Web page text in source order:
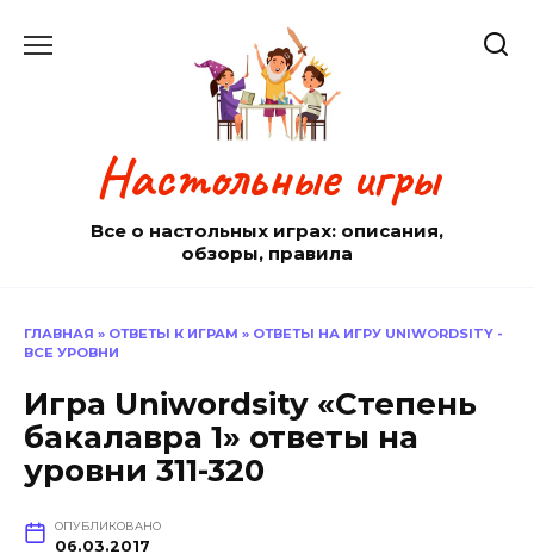
Настольные игры
Все о настольных играх: описания,
обзоры, правила
ГЛАВНАЯ » ОТВЕТЫ К ИГРАМ » ОТВЕТЫ НА ИГРУ UNIWORDSITY -
ВСЕ УРОВНИ
Игра Uniwordsity «Степень
бакалавра 1» ответы на
уровни 311-320
ОПУБЛИКОВАНО
06.03.2017